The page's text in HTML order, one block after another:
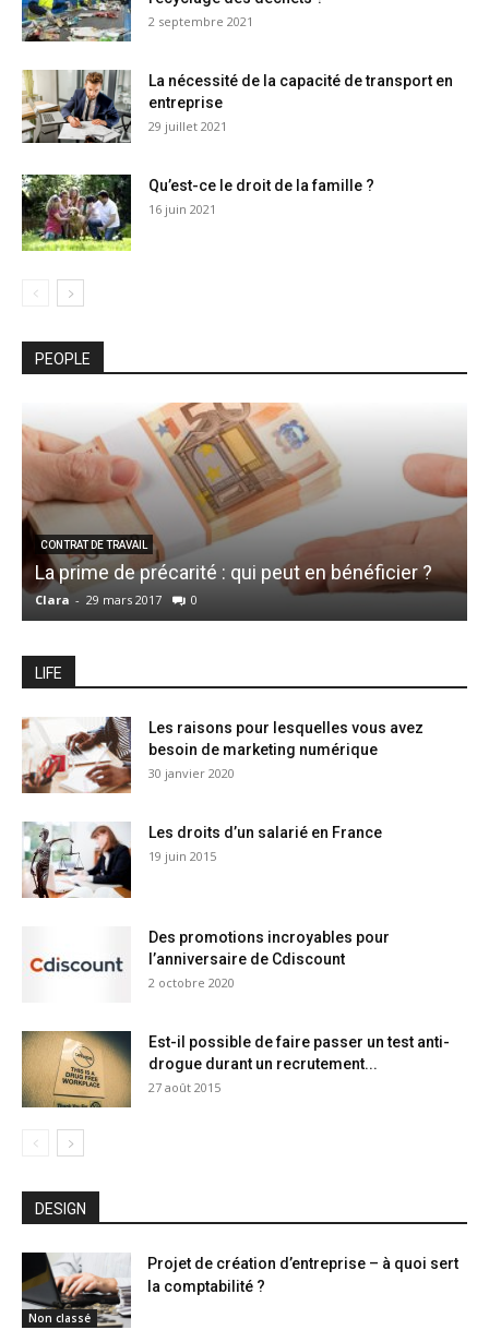
2 septembre 2021
La nécessité de la capacité de transport en
entreprise
29 juillet 2021
Qu’est-ce le droit de la famille ?
16 juin 2021
PEOPLE
CONTRAT DE TRAVAIL
La prime de précarité : qui peut en bénéficier ?
Clara - 29 mars 2017 0
LIFE
Les raisons pour lesquelles vous avez
besoin de marketing numérique
30 janvier 2020
Les droits d’un salarié en France
19 juin 2015
Des promotions incroyables pour
l’anniversaire de Cdiscount
2 octobre 2020
Est-il possible de faire passer un test anti-
drogue durant un recrutement...
27 août 2015
DESIGN
Non classé
Projet de création d’entreprise – à quoi sert
la comptabilité ?